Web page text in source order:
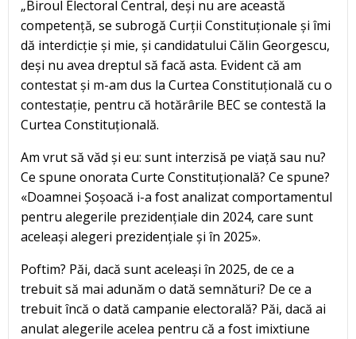
„Biroul Electoral Central, deși nu are această
competență, se subrogă Curții Constituționale și îmi
dă interdicție și mie, și candidatului Călin Georgescu,
deși nu avea dreptul să facă asta. Evident că am
contestat și m-am dus la Curtea Constituțională cu o
contestație, pentru că hotărârile BEC se contestă la
Curtea Constituțională.
Am vrut să văd și eu: sunt interzisă pe viață sau nu?
Ce spune onorata Curte Constituțională? Ce spune?
«Doamnei Șoșoacă i-a fost analizat comportamentul
pentru alegerile prezidențiale din 2024, care sunt
aceleași alegeri prezidențiale și în 2025».
Poftim? Păi, dacă sunt aceleași în 2025, de ce a
trebuit să mai adunăm o dată semnături? De ce a
trebuit încă o dată campanie electorală? Păi, dacă ai
anulat alegerile acelea pentru că a fost imixtiune